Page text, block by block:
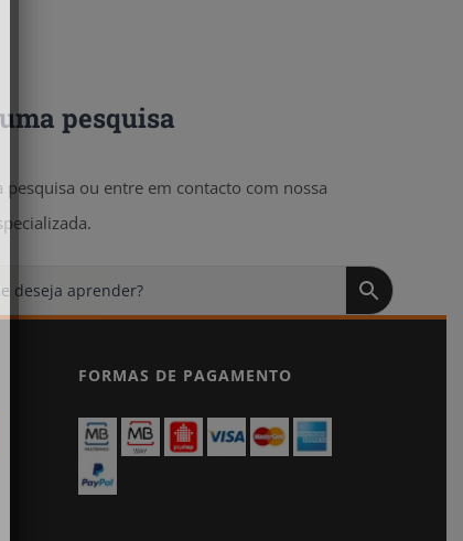
pesquisa
pesquisa ou entre em contacto com nossa
FORMAS DE PAGAMENTO